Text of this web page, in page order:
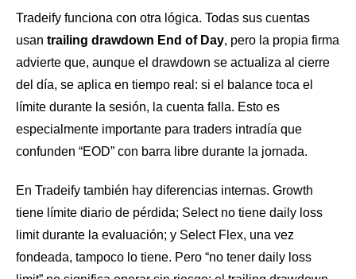
Tradeify funciona con otra lógica. Todas sus cuentas
usan trailing drawdown End of Day, pero la propia firma
advierte que, aunque el drawdown se actualiza al cierre
del día, se aplica en tiempo real: si el balance toca el
límite durante la sesión, la cuenta falla. Esto es
especialmente importante para traders intradía que
confunden “EOD” con barra libre durante la jornada.
En Tradeify también hay diferencias internas. Growth
tiene límite diario de pérdida; Select no tiene daily loss
limit durante la evaluación; y Select Flex, una vez
fondeada, tampoco lo tiene. Pero “no tener daily loss